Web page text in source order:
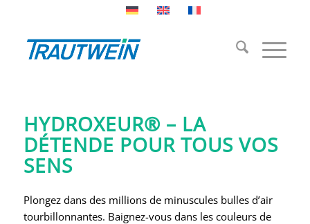
Bains bouillonnants
Hydroxeur®
HYDROXEUR® – LA
DÉTENDE POUR TOUS VOS
SENS
Plongez dans des millions de minuscules bulles d’air
tourbillonnantes. Baignez-vous dans les couleurs de